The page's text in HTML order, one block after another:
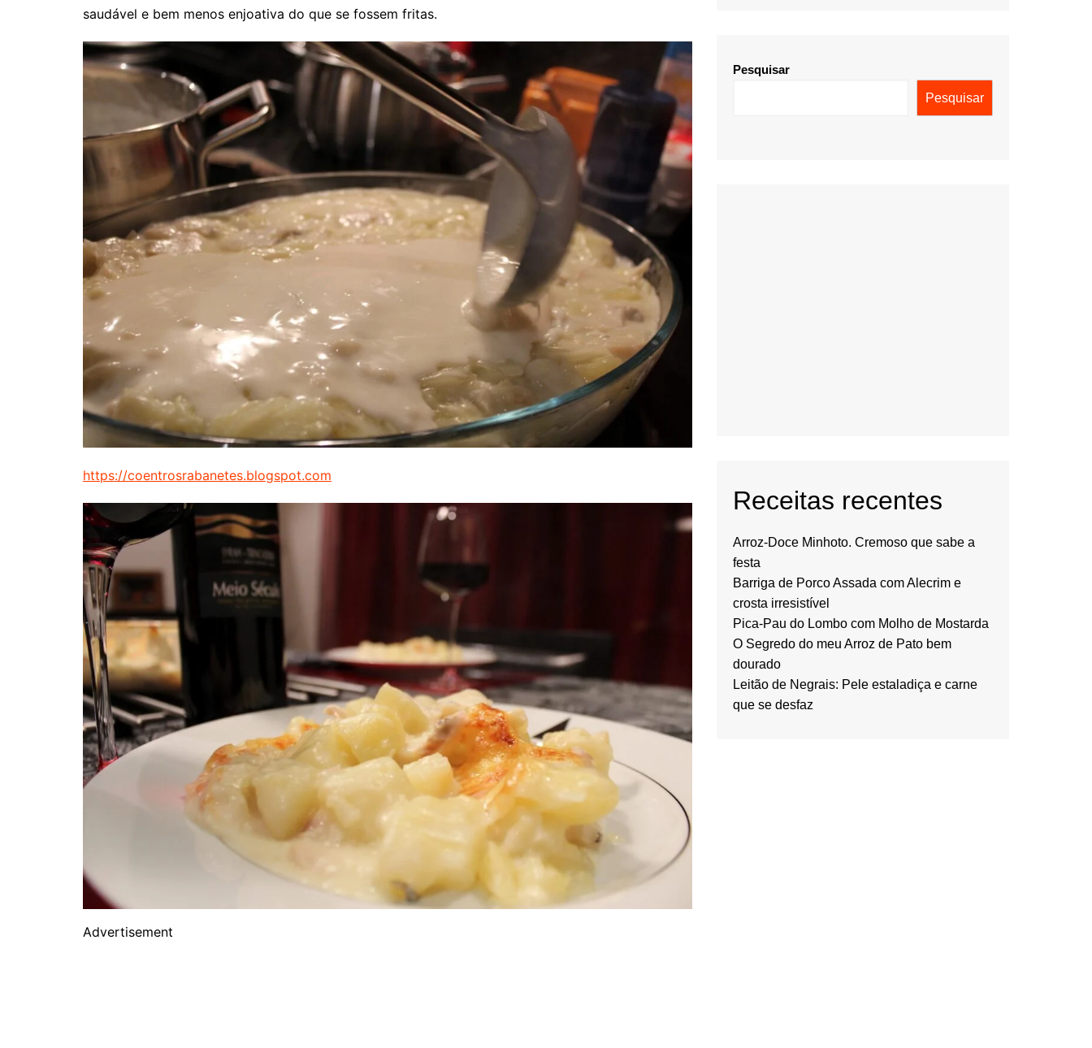
saudável e bem menos enjoativa do que se fossem fritas.
https://coentrosrabanetes.blogspot.com
Advertisement
Pesquisar
Pesquisar
Receitas recentes
Arroz-Doce Minhoto. Cremoso que sabe a
festa
Barriga de Porco Assada com Alecrim e
crosta irresistível
Pica-Pau do Lombo com Molho de Mostarda
O Segredo do meu Arroz de Pato bem
dourado
Leitão de Negrais: Pele estaladiça e carne
que se desfaz